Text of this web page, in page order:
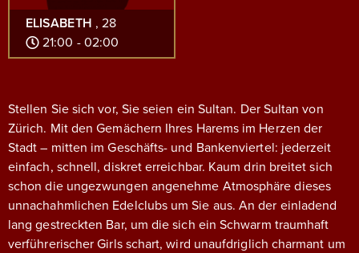
ELISABETH , 28
21:00 - 02:00
Stellen Sie sich vor, Sie seien ein Sultan. Der Sultan von
Zürich. Mit den Gemächern Ihres Harems im Herzen der
Stadt – mitten im Geschäfts- und Bankenviertel: jederzeit
einfach, schnell, diskret erreichbar. Kaum drin breitet sich
schon die ungezwungen angenehme Atmosphäre dieses
unnachahmlichen Edelclubs um Sie aus. An der einladend
lang gestreckten Bar, um die sich ein Schwarm traumhaft
verführerischer Girls schart, wird unaufdriglich charmant um